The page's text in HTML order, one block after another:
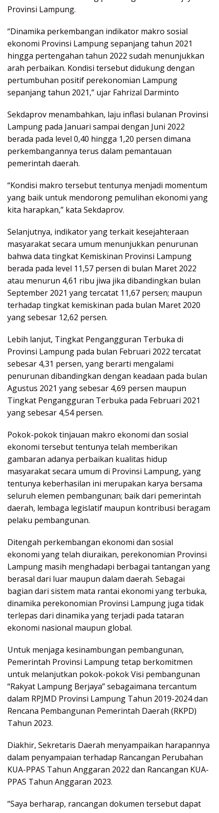
Provinsi Lampung.
“Dinamika perkembangan indikator makro sosial
ekonomi Provinsi Lampung sepanjang tahun 2021
hingga pertengahan tahun 2022 sudah menunjukkan
arah perbaikan. Kondisi tersebut didukung dengan
pertumbuhan positif perekonomian Lampung
sepanjang tahun 2021,” ujar Fahrizal Darminto
Sekdaprov menambahkan, laju inflasi bulanan Provinsi
Lampung pada Januari sampai dengan Juni 2022
berada pada level 0,40 hingga 1,20 persen dimana
perkembangannya terus dalam pemantauan
pemerintah daerah.
“Kondisi makro tersebut tentunya menjadi momentum
yang baik untuk mendorong pemulihan ekonomi yang
kita harapkan,” kata Sekdaprov.
Selanjutnya, indikator yang terkait kesejahteraan
masyarakat secara umum menunjukkan penurunan
bahwa data tingkat Kemiskinan Provinsi Lampung
berada pada level 11,57 persen di bulan Maret 2022
atau menurun 4,61 ribu jiwa jika dibandingkan bulan
September 2021 yang tercatat 11,67 persen; maupun
terhadap tingkat kemiskinan pada bulan Maret 2020
yang sebesar 12,62 persen.
Lebih lanjut, Tingkat Pengangguran Terbuka di
Provinsi Lampung pada bulan Februari 2022 tercatat
sebesar 4,31 persen, yang berarti mengalami
penurunan dibandingkan dengan keadaan pada bulan
Agustus 2021 yang sebesar 4,69 persen maupun
Tingkat Pengangguran Terbuka pada Februari 2021
yang sebesar 4,54 persen.
Pokok-pokok tinjauan makro ekonomi dan sosial
ekonomi tersebut tentunya telah memberikan
gambaran adanya perbaikan kualitas hidup
masyarakat secara umum di Provinsi Lampung, yang
tentunya keberhasilan ini merupakan karya bersama
seluruh elemen pembangunan; baik dari pemerintah
daerah, lembaga legislatif maupun kontribusi beragam
pelaku pembangunan.
Ditengah perkembangan ekonomi dan sosial
ekonomi yang telah diuraikan, perekonomian Provinsi
Lampung masih menghadapi berbagai tantangan yang
berasal dari luar maupun dalam daerah. Sebagai
bagian dari sistem mata rantai ekonomi yang terbuka,
dinamika perekonomian Provinsi Lampung juga tidak
terlepas dari dinamika yang terjadi pada tataran
ekonomi nasional maupun global.
Untuk menjaga kesinambungan pembangunan,
Pemerintah Provinsi Lampung tetap berkomitmen
untuk melanjutkan pokok-pokok Visi pembangunan
“Rakyat Lampung Berjaya” sebagaimana tercantum
dalam RPJMD Provinsi Lampung Tahun 2019-2024 dan
Rencana Pembangunan Pemerintah Daerah (RKPD)
Tahun 2023.
Diakhir, Sekretaris Daerah menyampaikan harapannya
dalam penyampaian terhadap Rancangan Perubahan
KUA-PPAS Tahun Anggaran 2022 dan Rancangan KUA-
PPAS Tahun Anggaran 2023.
“Saya berharap, rancangan dokumen tersebut dapat